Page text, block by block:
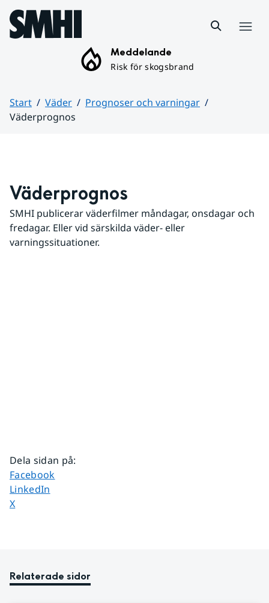
Hoppa till sidans innehåll
Meddelande
Risk för skogsbrand
Start Väder
Prognoser och varningar
Väderprognos
Väderprognos
SMHI publicerar väderfilmer måndagar, onsdagar och
fredagar. Eller vid särskilda väder- eller
varningssituationer.
Dela sidan på:
Dela sidan på
Facebook
Dela sidan på
LinkedIn
Dela sidan på
X
Relaterade sidor